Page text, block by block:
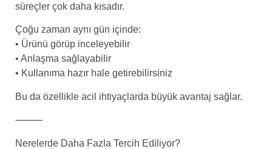
süreçler çok daha kısadır.
Çoğu zaman aynı gün içinde:
• Ürünü görüp inceleyebilir
• Anlaşma sağlayabilir
• Kullanıma hazır hale getirebilirsiniz
Bu da özellikle acil ihtiyaçlarda büyük avantaj sağlar.
⸻
Nerelerde Daha Fazla Tercih Ediliyor?